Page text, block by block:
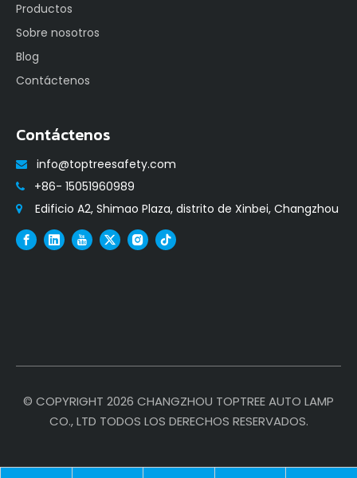
Productos
Sobre nosotros
Blog
Contáctenos
Contáctenos
 info@toptreesafety.com
 +86- 15051960989
 Edificio A2, Shimao Plaza, distrito de Xinbei, Changzhou
© COPYRIGHT 2026 CHANGZHOU TOPTREE AUTO LAMP
CO., LTD TODOS LOS DERECHOS RESERVADOS.